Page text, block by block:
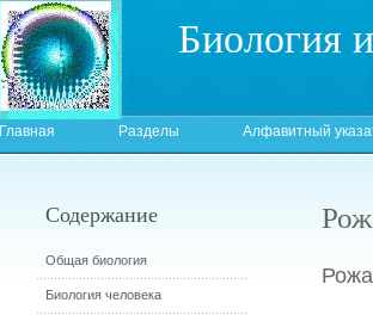
Биология
Главная Разделы Алфавитный
Содержание
Общая биология
Биология человека